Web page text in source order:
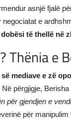
asnjë fjalë
e
dobësi të thellë në
e
mediave e zë
përgjigje, Berisha
për gjendjen e
për manipulim